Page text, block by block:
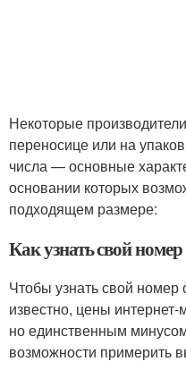
Некоторые
переносице или на
числа — основные
основании которых
подходящем размере:
Как узнать свой
Чтобы узнать свой
известно, цены
но единственным
возможности примерить